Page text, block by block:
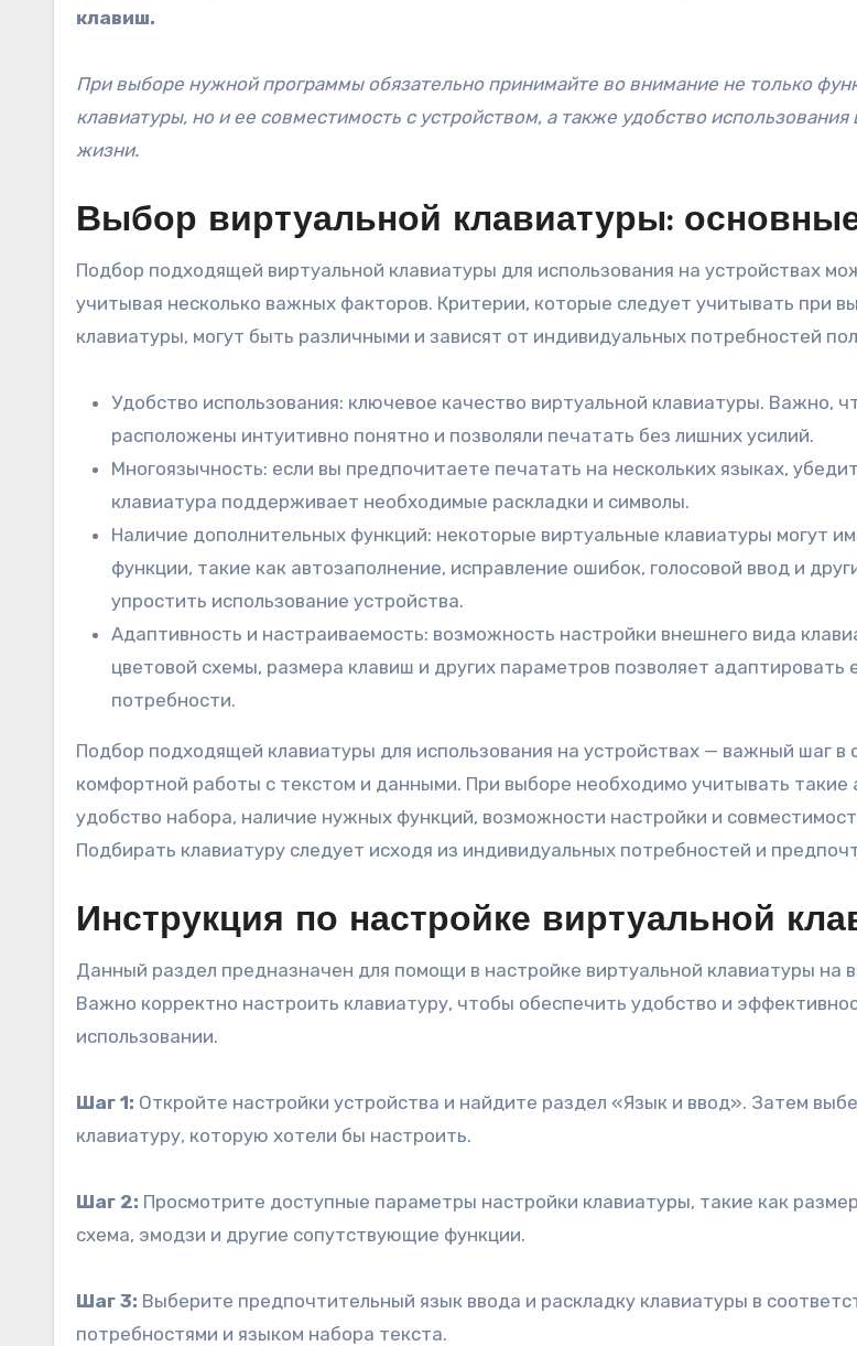
клавиш.
При выборе нужной программы обязательно принимайте во внимание не только
клавиатуры, но и ее совместимость с устройством, а также удобство
жизни.
Выбор виртуальной клавиатуры:
Подбор подходящей виртуальной клавиатуры для использования на устройствах
учитывая несколько важных факторов. Критерии, которые следует учитывать при
клавиатуры, могут быть различными и зависят от индивидуальных потребностей
Удобство использования: ключевое качество виртуальной клавиатуры. Важно,
расположены интуитивно понятно и позволяли печатать без лишних усилий.
Многоязычность: если вы предпочитаете печатать на нескольких языках,
клавиатура поддерживает необходимые раскладки и символы.
Наличие дополнительных функций: некоторые виртуальные клавиатуры могут
функции, такие как автозаполнение, исправление ошибок, голосовой ввод и
упростить использование устройства.
Адаптивность и настраиваемость: возможность настройки внешнего вида
цветовой схемы, размера клавиш и других параметров позволяет адаптировать
потребности.
Подбор подходящей клавиатуры для использования на устройствах — важный шаг в
комфортной работы с текстом и данными. При выборе необходимо учитывать такие
удобство набора, наличие нужных функций, возможности настройки и
Подбирать клавиатуру следует исходя из индивидуальных потребностей и
Инструкция по настройке виртуальной
Данный раздел предназначен для помощи в настройке виртуальной клавиатуры на
Важно корректно настроить клавиатуру, чтобы обеспечить удобство и
использовании.
Шаг 1: Откройте настройки устройства и найдите раздел «Язык и ввод». Затем
клавиатуру, которую хотели бы настроить.
Шаг 2: Просмотрите доступные параметры настройки клавиатуры, такие как
схема, эмодзи и другие сопутствующие функции.
Шаг 3: Выберите предпочтительный язык ввода и раскладку клавиатуры в
потребностями и языком набора текста.